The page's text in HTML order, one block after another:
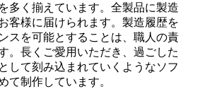
多く揃えています。全製品に製造
客様に届けられます。製造履歴を
スを可能とすることは、職人の責
。長くご愛用いただき、過ごした
して刻み込まれていくようなソフ
て制作しています。